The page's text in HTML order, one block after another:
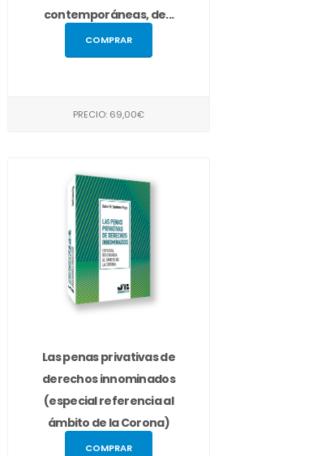
contemporáneas, de...
COMPRAR
PRECIO: 69,00€
Las penas privativas de
derechos innominados
(especial referencia al
ámbito de la Corona)
COMPRAR